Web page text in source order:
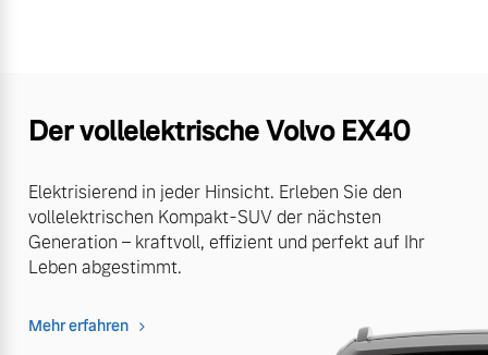
Der vollelektrische Volvo EX40
Elektrisierend in jeder Hinsicht. Erleben Sie den
vollelektrischen Kompakt-SUV der nächsten
Generation – kraftvoll, effizient und perfekt auf Ihr
Leben abgestimmt.
Mehr erfahren